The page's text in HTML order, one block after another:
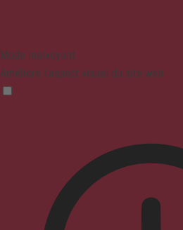
Mode malvoyant
Améliore l'aspect visuel du site web